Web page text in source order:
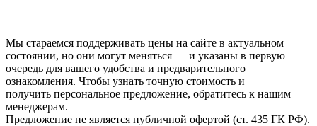
Мы стараемся поддерживать цены на сайте в актуальном
состоянии, но они могут меняться — и указаны в первую
очередь для вашего удобства и предварительного
ознакомления. Чтобы узнать точную стоимость и
получить персональное предложение, обратитесь к нашим
менеджерам.
Предложение не является публичной офертой (ст. 435 ГК РФ).